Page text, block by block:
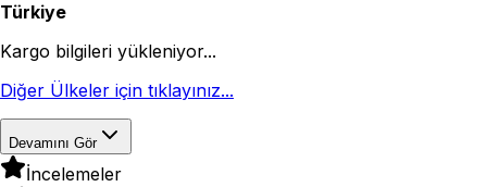
Türkiye
Kargo bilgileri yükleniyor...
Diğer Ülkeler için tıklayınız...
Devamını Gör
İncelemeler